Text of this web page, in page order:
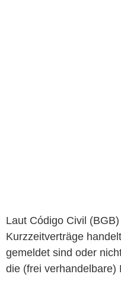
Laut Código Civil
Kurzzeitverträge
gemeldet sind oder
die (frei verhandelbare)